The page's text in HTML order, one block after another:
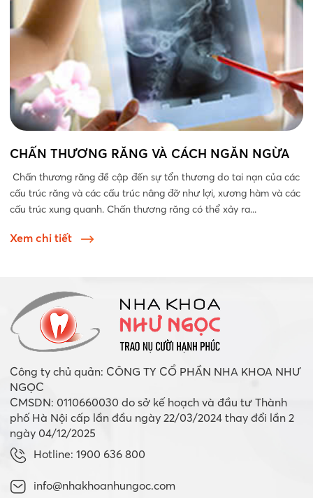
CHẤN THƯƠNG RĂNG VÀ CÁCH NGĂN NGỪA
Chấn thương răng đề cập đến sự tổn thương do tai nạn của các
cấu trúc răng và các cấu trúc nâng đỡ như lợi, xương hàm và các
cấu trúc xung quanh. Chấn thương răng có thể xảy ra...
Xem chi tiết
Công ty chủ quản: CÔNG TY CỔ PHẦN NHA KHOA NHƯ
NGỌC
CMSDN: 0110660030 do sở kế hoạch và đầu tư Thành
phố Hà Nội cấp lần đầu ngày 22/03/2024 thay đổi lần 2
ngày 04/12/2025
Hotline: 1900 636 800
info@nhakhoanhungoc.com